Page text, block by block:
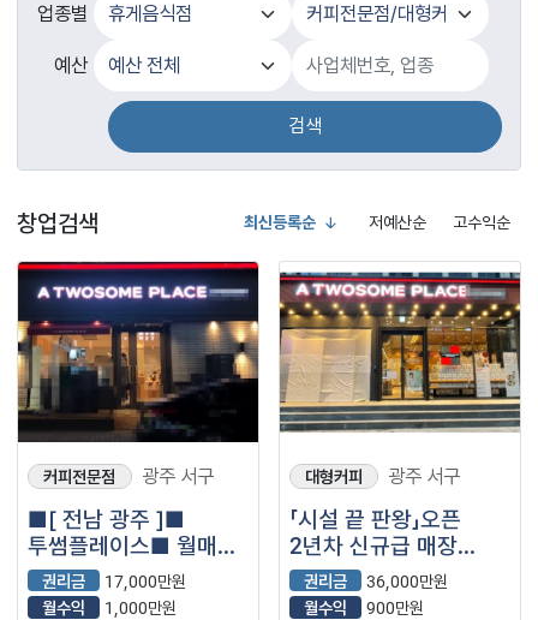
업종별
예산
검색
창업검색 최신등록순 저예산순 고수익순
커피전문점 광주 서구
■[ 전남 광주 ]■
투썸플레이스■ 월매출
4,500만원 나오는매장
나왔습니다.■
권리금
17,000만원
월수익
1,000만원
대형커피 광주 서구
「시설 끝 판왕」오픈
2년차 신규급 매장
【투썸플레이스】
권리금
36,000만원
월수익
900만원